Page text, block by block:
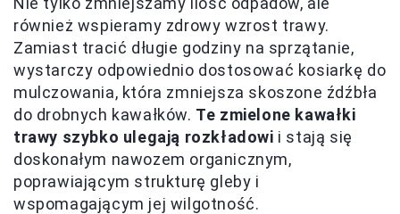
również wspieramy zdrowy wzrost trawy.
Zamiast tracić długie godziny na sprzątanie,
wystarczy odpowiednio dostosować kosiarkę do
mulczowania, która zmniejsza skoszone źdźbła
do drobnych kawałków. Te zmielone kawałki
trawy szybko ulegają rozkładowi i stają się
doskonałym nawozem organicznym,
poprawiającym strukturę gleby i
wspomagającym jej wilgotność.